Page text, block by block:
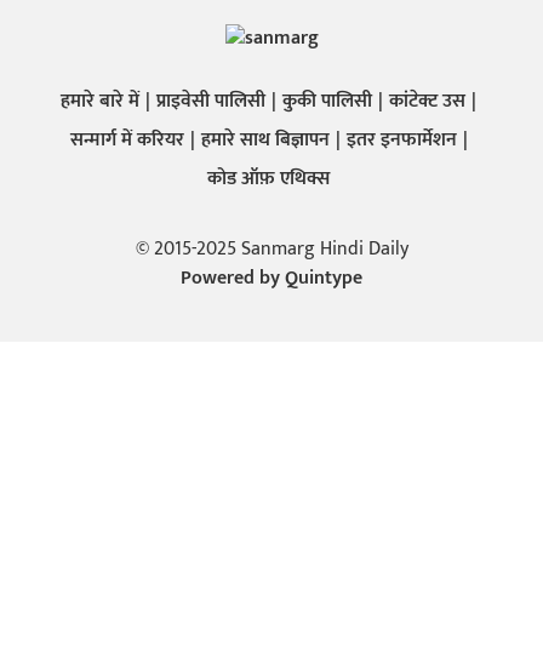
हमारे बारे में प्राइवेसी पालिसी कुकी पालिसी कांटेक्ट उस
सन्मार्ग में करियर हमारे साथ बिज्ञापन इतर इनफार्मेशन
कोड ऑफ़ एथिक्स
© 2015-2025 Sanmarg Hindi Daily
Powered byQuintype